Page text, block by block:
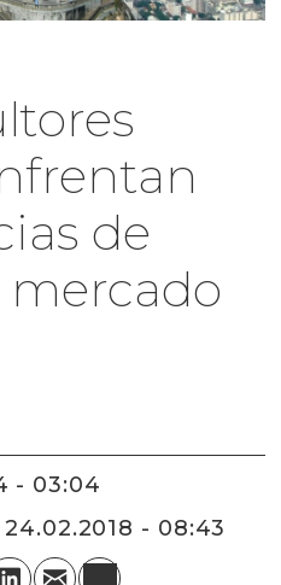
de
mercado
- 03:04
24.02.2018 - 08:43